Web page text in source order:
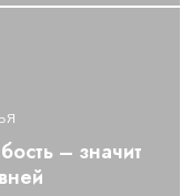
– значит